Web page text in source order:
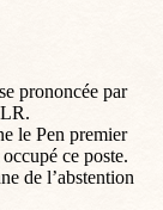
prononcée par
le Pen premier
ce poste.
de l’abstention